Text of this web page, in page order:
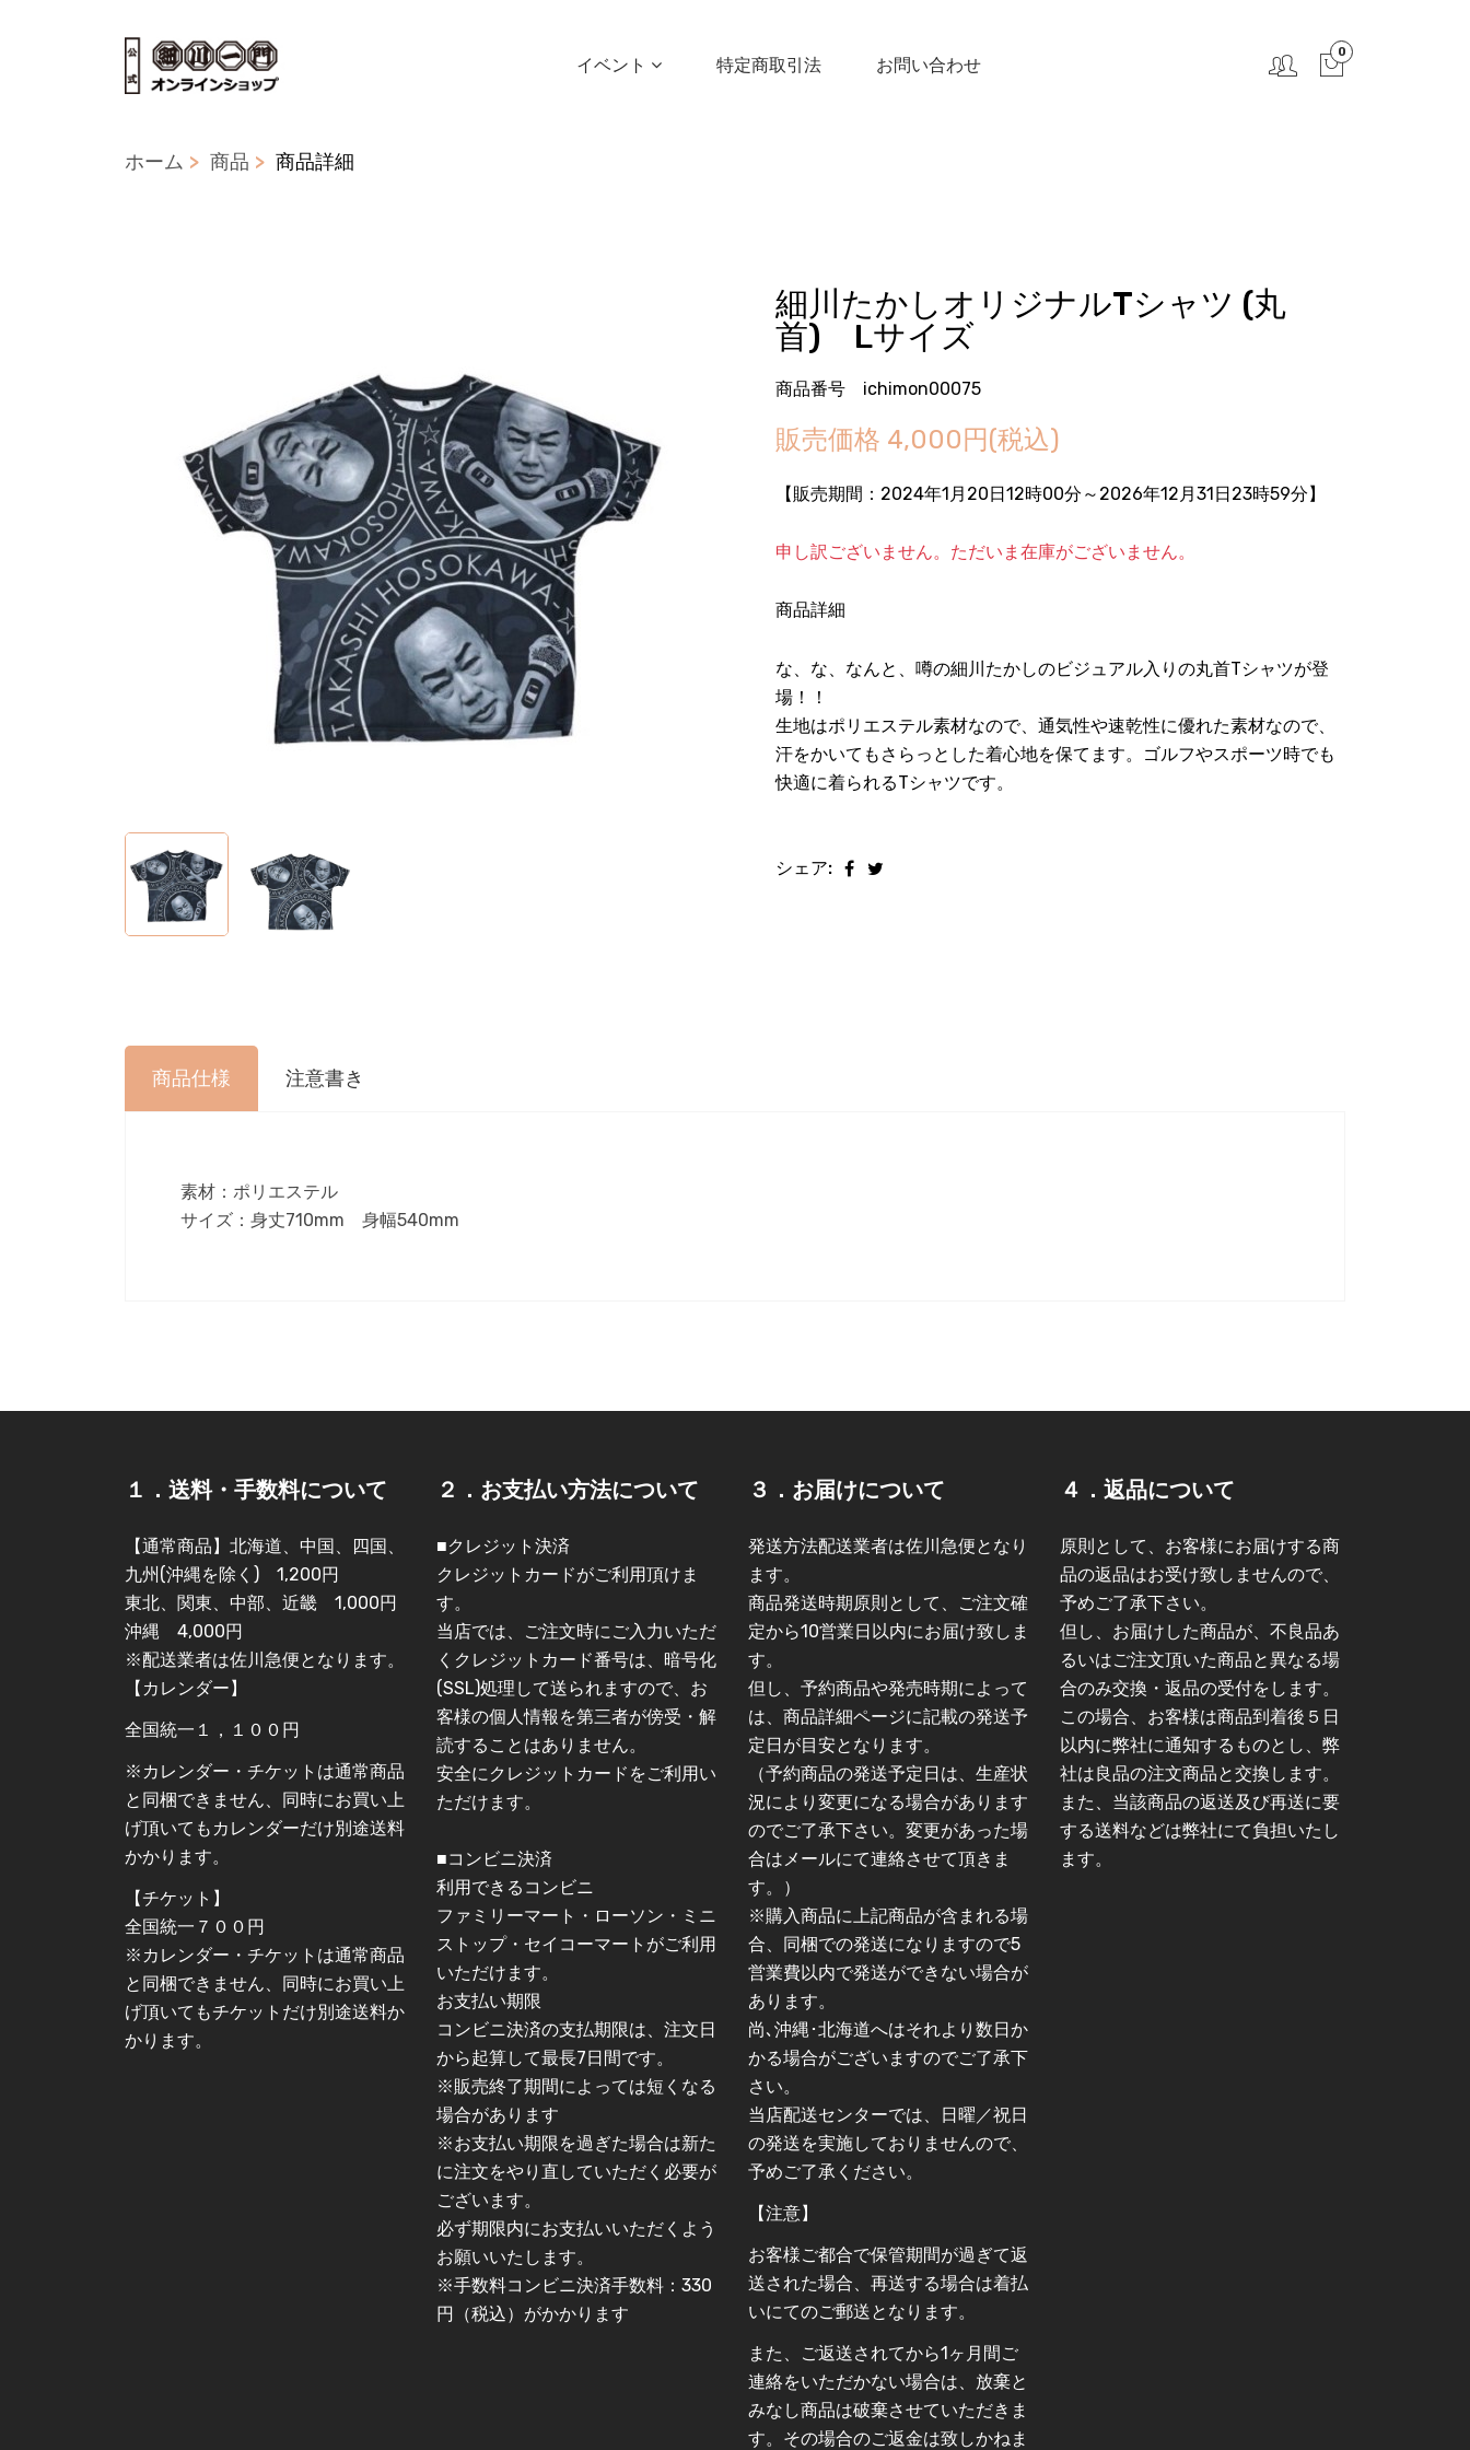
イベント 特定商取引法 お問い合わせ
0
ホーム 商品 商品詳細
細川たかしオリジナルTシャツ (丸
首) Lサイズ
商品番号 ichimon00075
販売価格 4,000円(税込)
【販売期間： 2024年1月20日12時00分 ～2026年12月31日23時59分】
申し訳ございません。ただいま在庫がございません。
商品詳細
な、な、なんと、噂の細川たかしのビジュアル入りの丸首Tシャツが登
場！！
生地はポリエステル素材なので、通気性や速乾性に優れた素材なので、
汗をかいてもさらっとした着心地を保てます。ゴルフやスポーツ時でも
快適に着られるTシャツです。
シェア:
商品仕様 注意書き
素材：ポリエステル
サイズ：身丈710mm 身幅540mm
１．送料・手数料について
【通常商品】北海道、中国、四国、
九州(沖縄を除く) 1,200円
東北、関東、中部、近畿 1,000円
沖縄 4,000円
※配送業者は佐川急便となります。
【カレンダー】
全国統一１，１００円
※カレンダー・チケットは通常商品
と同梱できません、同時にお買い上
げ頂いてもカレンダーだけ別途送料
かかります。
【チケット】
全国統一７００円
※カレンダー・チケットは通常商品
と同梱できません、同時にお買い上
げ頂いてもチケットだけ別途送料か
かります。
２．お支払い方法について
■クレジット決済
クレジットカードがご利用頂けま
す。
当店では、ご注文時にご入力いただ
くクレジットカード番号は、暗号化
(SSL)処理して送られますので、お
客様の個人情報を第三者が傍受・解
読することはありません。
安全にクレジットカードをご利用い
ただけます。
■コンビニ決済
利用できるコンビニ
ファミリーマート・ローソン・ミニ
ストップ・セイコーマートがご利用
いただけます。
お支払い期限
コンビニ決済の支払期限は、注文日
から起算して最長7日間です。
※販売終了期間によっては短くなる
場合があります
※お支払い期限を過ぎた場合は新た
に注文をやり直していただく必要が
ございます。
必ず期限内にお支払いいただくよう
お願いいたします。
※手数料コンビニ決済手数料：330
円（税込）がかかります
３．お届けについて
発送方法配送業者は佐川急便となり
ます。
商品発送時期原則として、ご注文確
定から10営業日以内にお届け致しま
す。
但し、予約商品や発売時期によって
は、商品詳細ページに記載の発送予
定日が目安となります。
（予約商品の発送予定日は、生産状
況により変更になる場合があります
のでご了承下さい。変更があった場
合はメールにて連絡させて頂きま
す。）
※購入商品に上記商品が含まれる場
合、同梱での発送になりますので5
営業費以内で発送ができない場合が
あります。
尚､沖縄･北海道へはそれより数日か
かる場合がございますのでご了承下
さい。
当店配送センターでは、日曜／祝日
の発送を実施しておりませんので、
予めご了承ください。
【注意】
お客様ご都合で保管期間が過ぎて返
送された場合、再送する場合は着払
いにてのご郵送となります。
また、ご返送されてから1ヶ月間ご
連絡をいただかない場合は、放棄と
みなし商品は破棄させていただきま
す。その場合のご返金は致しかねま
４．返品について
原則として、お客様にお届けする商
品の返品はお受け致しませんので、
予めご了承下さい。
但し、お届けした商品が、不良品あ
るいはご注文頂いた商品と異なる場
合のみ交換・返品の受付をします。
この場合、お客様は商品到着後５日
以内に弊社に通知するものとし、弊
社は良品の注文商品と交換します。
また、当該商品の返送及び再送に要
する送料などは弊社にて負担いたし
ます。